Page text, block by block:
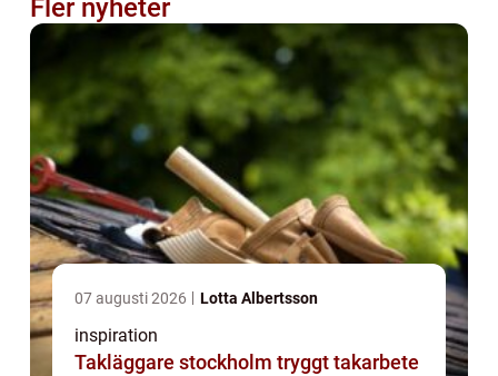
Fler nyheter
07 augusti 2026 Lotta Albertsson
inspiration
Takläggare stockholm tryggt takarbete